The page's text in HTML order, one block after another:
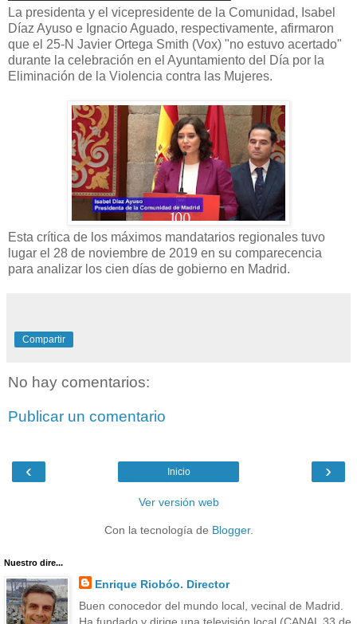
La presidenta y el vicepresidente de la Comunidad, Isabel
Díaz Ayuso e Ignacio Aguado, respectivamente, afirmaron
que el 25-N Javier Ortega Smith (Vox) "no estuvo acertado"
durante la celebración en el Ayuntamiento del Día por la
Eliminación de la Violencia contra las Mujeres.
Esta crítica de los máximos mandatarios regionales tuvo
lugar el 28 de noviembre de 2019 en su comparecencia
para analizar los cien días de gobierno en Madrid.
Compartir
No hay comentarios:
Publicar un comentario
‹ ›
Inicio
Ver versión web
Con la tecnología de Blogger.
Nuestro dire...
Enrique Riobóo. Director
Buen conocedor del mundo local, vecinal de Madrid.